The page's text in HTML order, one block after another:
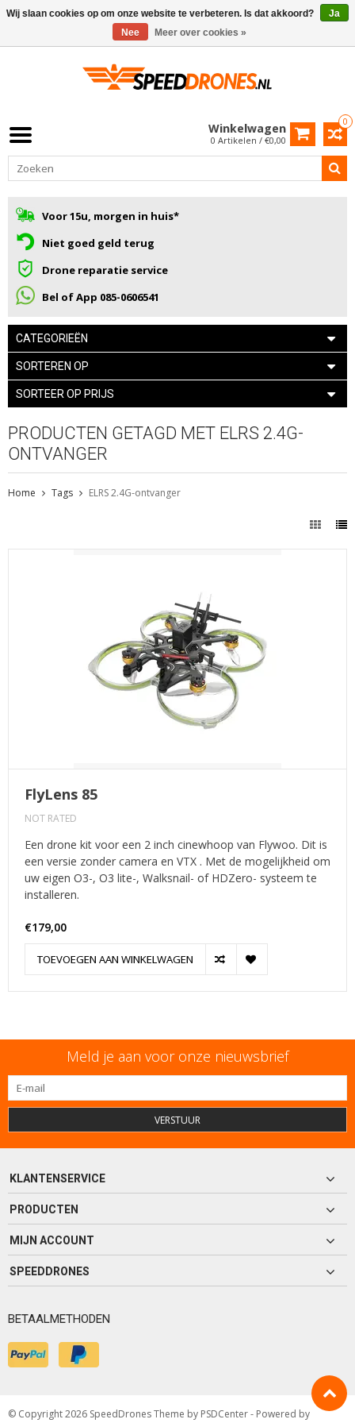
0
Winkelwagen
0 Artikelen / €0,00
Voor 15u, morgen in huis*
Niet goed geld terug
Drone reparatie service
Bel of App 085-0606541
CATEGORIEËN
SORTEREN OP
SORTEER OP PRIJS
PRODUCTEN GETAGD MET ELRS 2.4G-
ONTVANGER
Home Tags ELRS 2.4G-ontvanger
FlyLens 85
NOT RATED
Een drone kit voor een 2 inch cinewhoop van Flywoo. Dit is
een versie zonder camera en VTX . Met de mogelijkheid om
uw eigen O3-, O3 lite-, Walksnail- of HDZero- systeem te
installeren.
€179,00
TOEVOEGEN AAN WINKELWAGEN
Meld je aan voor onze nieuwsbrief
VERSTUUR
KLANTENSERVICE
PRODUCTEN
MIJN ACCOUNT
SPEEDDRONES
BETAALMETHODEN
© Copyright 2026 SpeedDrones Theme by PSDCenter- Powered by
Wij slaan cookies op om onze website te verbeteren. Is dat akkoord?
Ja
Nee
Meer over cookies »